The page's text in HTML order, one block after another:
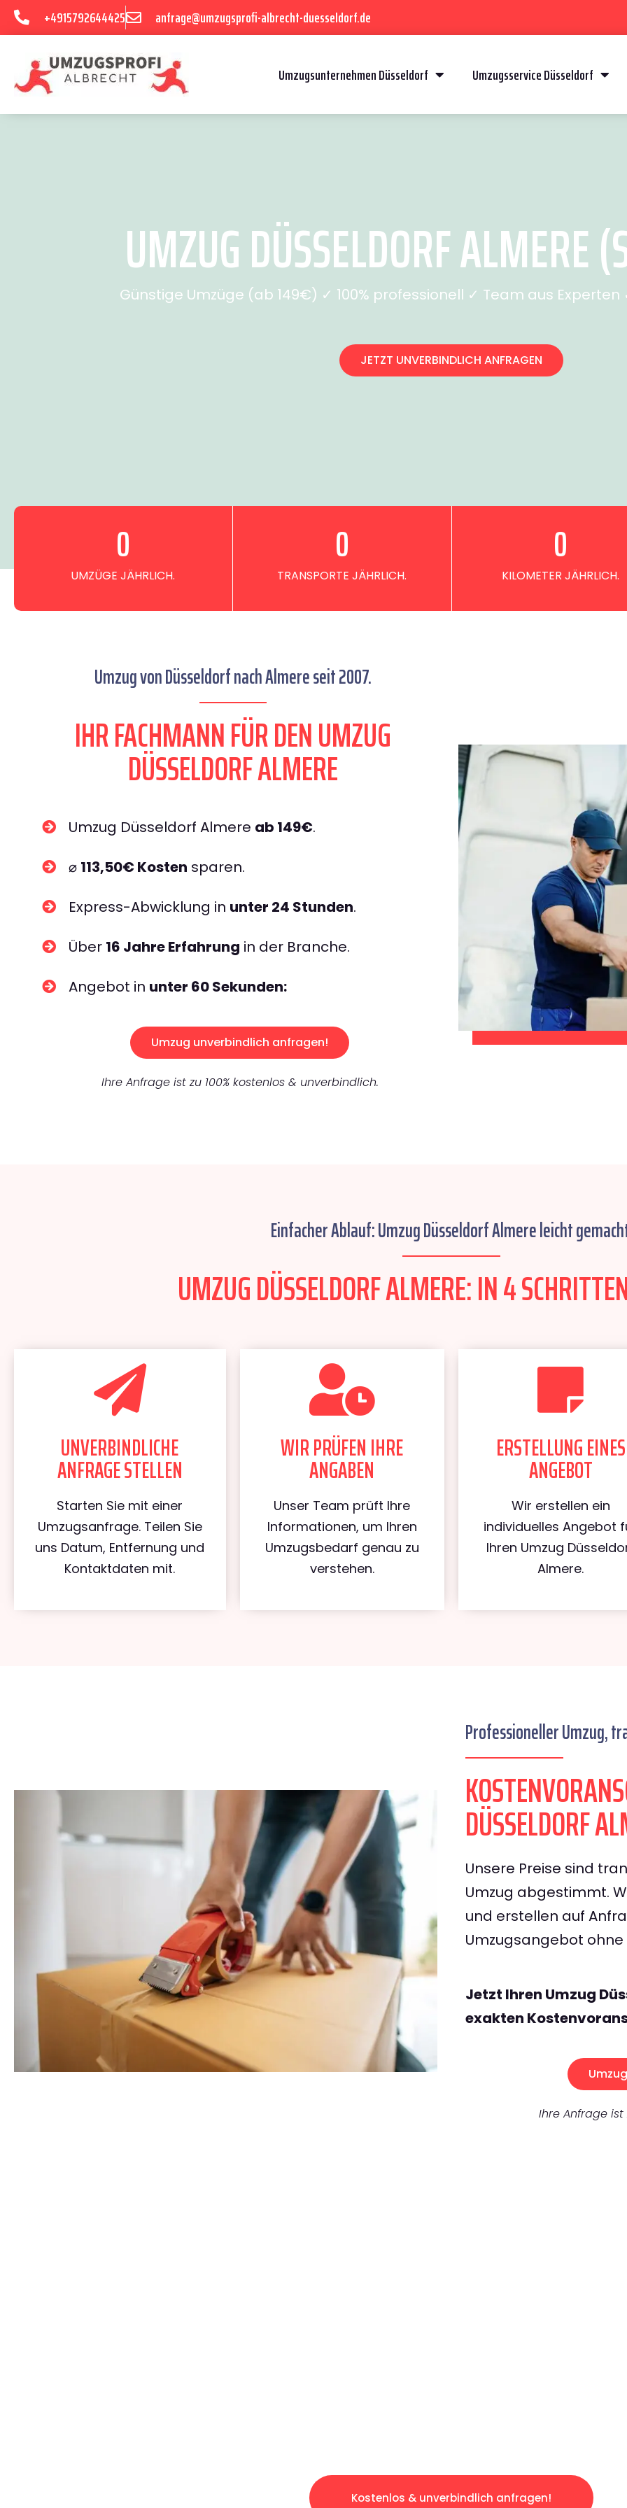
+4915792644425 anfrage@umzugsprofi-albrecht-duesseldorf.de
Umzugsunternehmen Düsseldorf Umzugsservice Düsseldorf
UMZUG DÜSSELDORF ALMERE
Günstige Umzüge (ab 149€) ✓ 100% professionell ✓ Team aus
JETZT UNVERBINDLICH ANFRAGEN
UMZÜGE JÄHRLICH.
0
TRANSPORTE JÄHRLICH.
0
KILOMETER JÄHRLICH.
0
Umzug von Düsseldorf nach Almere seit 2007.
IHR FACHMANN FÜR DEN UMZUG
DÜSSELDORF ALMERE
Umzug Düsseldorf Almere ab 149€.
⌀ 113,50€ Kosten sparen.
Express-Abwicklung in unter 24 Stunden.
Über 16 Jahre Erfahrung in der Branche.
Angebot in unter 60 Sekunden:
Umzug unverbindlich anfragen!
Ihre Anfrage ist zu 100% kostenlos & unverbindlich.
Einfacher Ablauf: Umzug Düsseldorf Almere leicht
UMZUG DÜSSELDORF ALMERE: IN 4
UNVERBINDLICHE
ANFRAGE STELLEN
Starten Sie mit einer
Umzugsanfrage. Teilen Sie
uns Datum, Entfernung und
Kontaktdaten mit.
WIR PRÜFEN IHRE
ANGABEN
Unser Team prüft Ihre
Informationen, um Ihren
Umzugsbedarf genau zu
verstehen.
ERSTELLUNG EINES
ANGEBOT
Wir erstellen ein
individuelles Angebot
Ihren Umzug
Almere.
Professioneller Umzug,
DÜSSELDORF
Unsere Preise sind
Umzug abgestimmt.
und erstellen auf
Umzugsangebot
Jetzt Ihren Umzug
exakten
Ihre Anfrage ist
Kostenlos & unverbindlich anfragen!